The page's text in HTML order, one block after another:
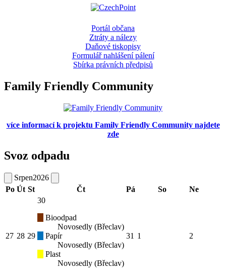
Portál občana
Ztráty a nálezy
Daňové tiskopisy
Formulář nahlášení pálení
Sbírka právních předpisů
Family Friendly Community
více informací k projektu Family Friendly Community najdete
zde
Svoz odpadu
Srpen2026
Po Út St Čt Pá So Ne
27 28 29
30
Bioodpad
Novosedly (Břeclav)
Papír
Novosedly (Břeclav)
Plast
Novosedly (Břeclav)
31 1 2